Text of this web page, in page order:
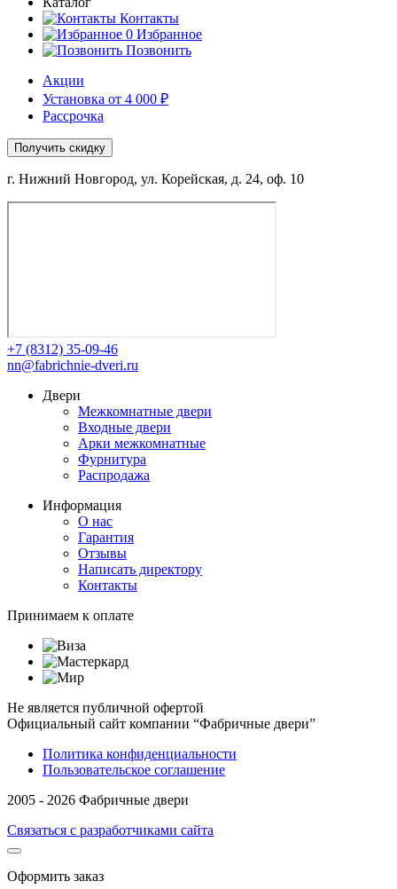
Контакты
0 Избранное
Позвонить
Акции
Установка от 4 000 ₽
Рассрочка
Получить скидку
г. Нижний Новгород, ул. Корейская, д. 24, оф. 10
+7 (8312) 35-09-46
nn@fabrichnie-dveri.ru
Двери
Межкомнатные двери
Входные двери
Арки межкомнатные
Фурнитура
Распродажа
Информация
О нас
Гарантия
Отзывы
Написать директору
Контакты
Принимаем к оплате
Не является публичной офертой
Официальный сайт компании “Фабричные двери”
Политика конфиденциальности
Пользовательское соглашение
2005 - 2026 Фабричные двери
Связаться с разработчиками сайта
Оформить заказ